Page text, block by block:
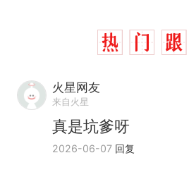
火星网友
来自火星
真是坑爹呀
2026-06-07 回复